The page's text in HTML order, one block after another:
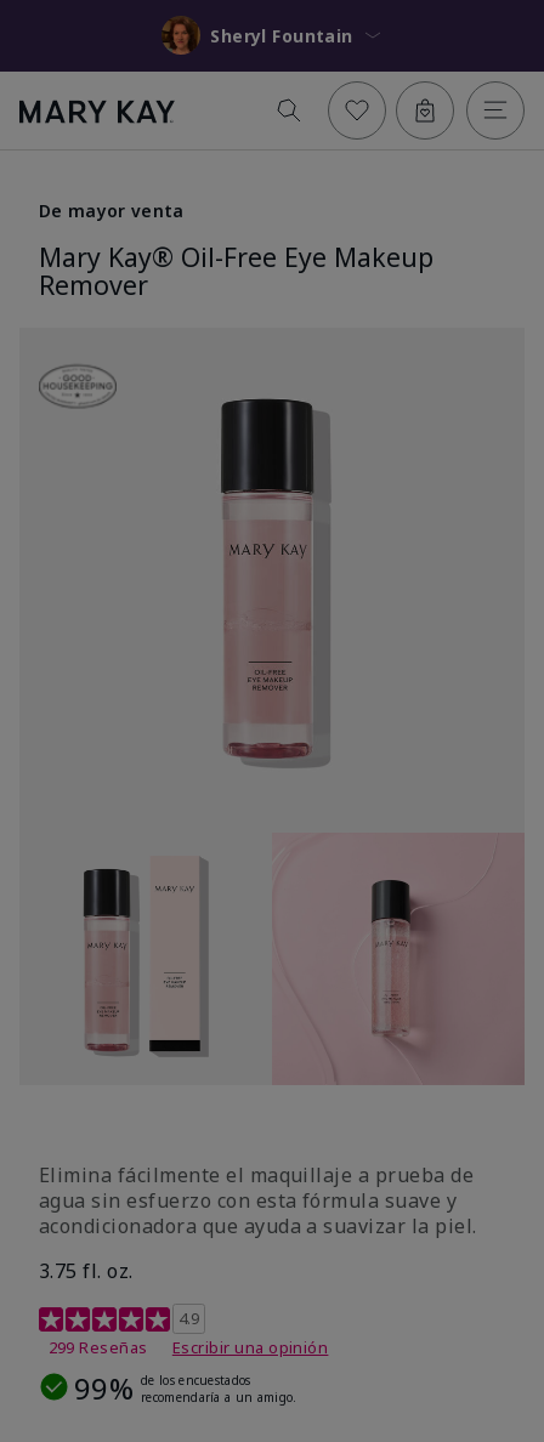
Sheryl Fountain
De mayor venta
Mary Kay® Oil-Free Eye Makeup
Remover
Elimina fácilmente el maquillaje a prueba de
agua sin esfuerzo con esta fórmula suave y
acondicionadora que ayuda a suavizar la piel.
3.75 fl. oz.
Calificación de clientes de 4,8 de 5
4.9
299 Reseñas
Escribir una opinión
99% de los encuestados
recomendaría a un amigo.